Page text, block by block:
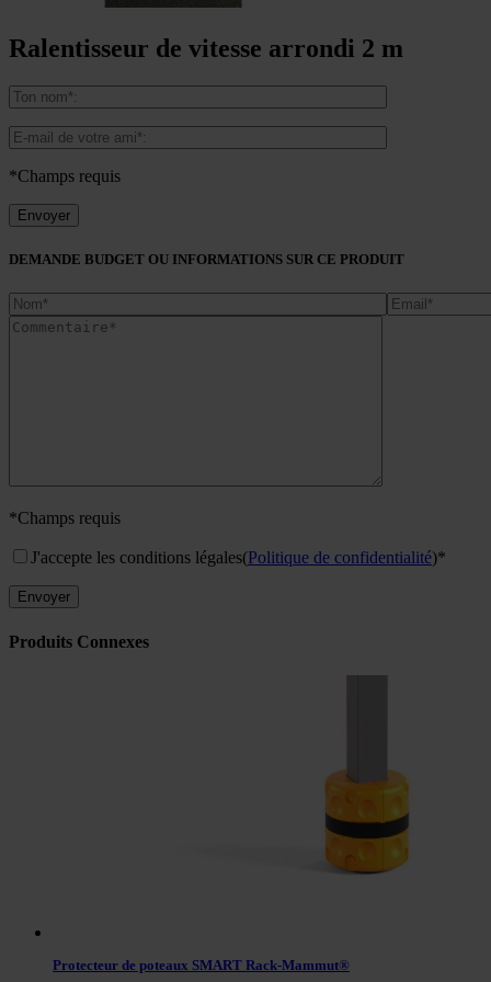
Ralentisseur de vitesse arrondi 2 m
*Champs requis
DEMANDE BUDGET OU INFORMATIONS SUR CE PRODUIT
*Champs requis
J'accepte les conditions légales(Politique de confidentialité)*
Produits Connexes
Protecteur de poteaux SMART Rack-Mammut®